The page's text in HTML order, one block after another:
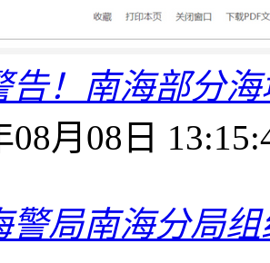
告！南海部分
08月08日
警局南海分局